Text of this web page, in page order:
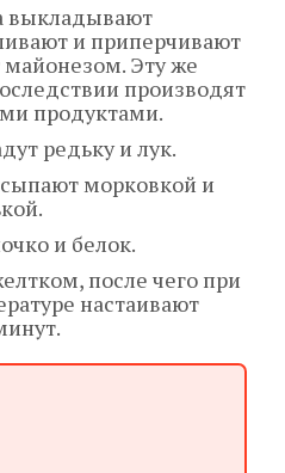
выкладывают
и приперчивают
Эту же
производят
продуктами.
редьку и лук.
морковкой и
и белок.
после чего при
настаивают